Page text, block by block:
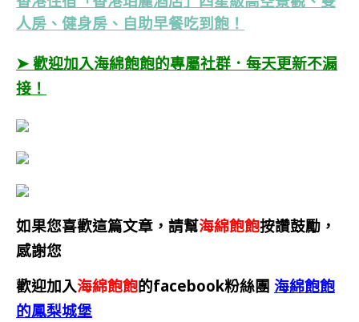
人房、健身房、自助早餐吃到飽！
➤ 歡迎加入海綿飽飽的專屬社群．每天更新不漏
接！
如果您喜歡這篇文章，請幫海綿飽飽按讚鼓勵，
感謝您
歡迎加入海綿飽飽的facebook粉絲團 海綿飽飽
的鳳梨城堡